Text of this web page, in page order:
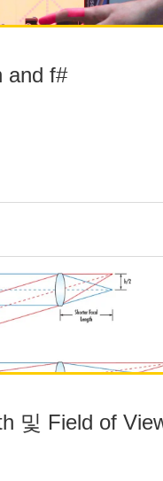
and f#
및 Field of